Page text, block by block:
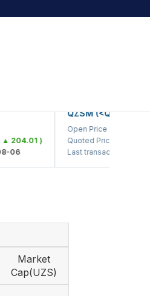
)
QZSM
Open Price :
Quoted Price :
Last transaction :
Market
Cap(UZS)